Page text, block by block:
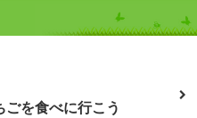
を食べに行こう